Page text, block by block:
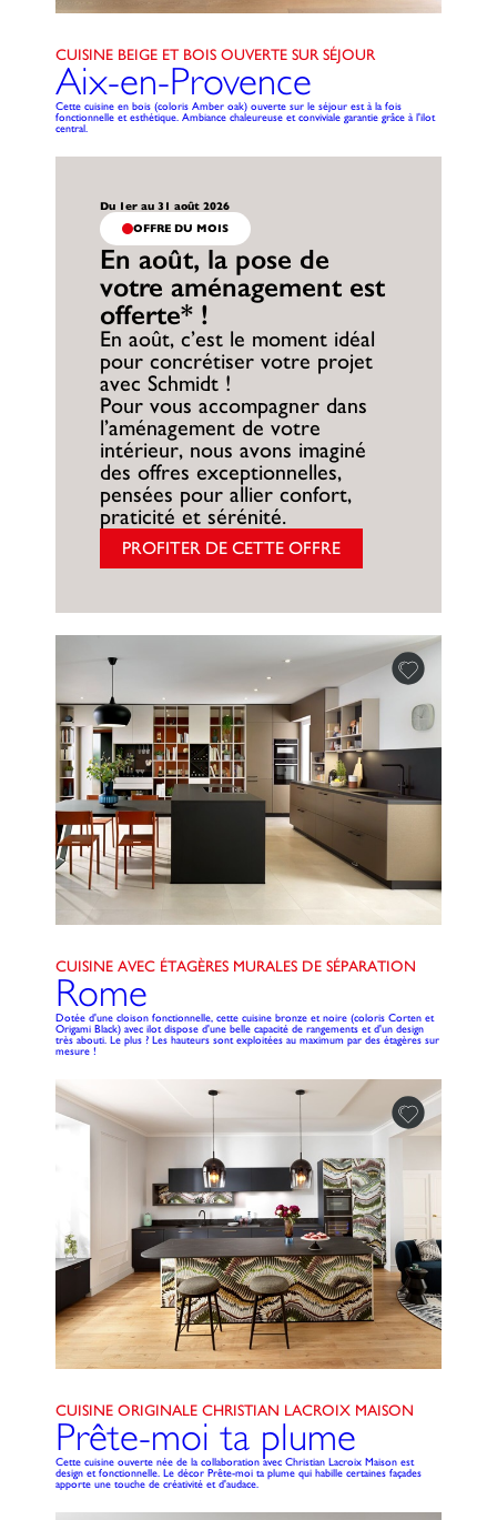
CUISINE BEIGE ET BOIS OUVERTE SUR SÉJOUR
Aix-en-Provence
Cette cuisine en bois (coloris Amber oak) ouverte sur le séjour est à la fois
fonctionnelle et esthétique. Ambiance chaleureuse et conviviale garantie grâce à l'ilot
central.
Du 1er au 31 août 2026
OFFRE DU MOIS
En août, la pose de
votre aménagement est
offerte* !
En août, c’est le moment idéal
pour concrétiser votre projet
avec Schmidt !
Pour vous accompagner dans
l’aménagement de votre
intérieur, nous avons imaginé
des offres exceptionnelles,
pensées pour allier confort,
praticité et sérénité.
PROFITER DE CETTE OFFRE
CUISINE AVEC ÉTAGÈRES MURALES DE SÉPARATION
Rome
Dotée d'une cloison fonctionnelle, cette cuisine bronze et noire (coloris Corten et
Origami Black) avec ilot dispose d'une belle capacité de rangements et d'un design
très abouti. Le plus ? Les hauteurs sont exploitées au maximum par des étagères sur
mesure !
CUISINE ORIGINALE CHRISTIAN LACROIX MAISON
Prête-moi ta plume
Cette cuisine ouverte née de la collaboration avec Christian Lacroix Maison est
design et fonctionnelle. Le décor Prête-moi ta plume qui habille certaines façades
apporte une touche de créativité et d'audace.